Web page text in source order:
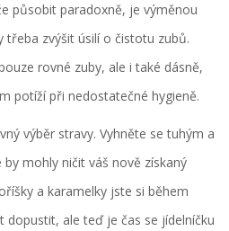
působit paradoxně, je výměnou
třeba zvýšit úsilí o čistotu zubů.
rovné zuby, ale i také dásně,
potíží při nedostatečné hygieně.
výběr stravy. Vyhněte se tuhým a
mohly ničit váš nově získaný
a karamelky jste si během
dopustit, ale teď je čas se jídelníčku